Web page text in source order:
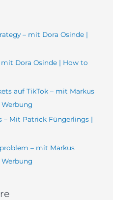
– mit Dora Osinde |
Dora Osinde | How to
auf TikTok – mit Markus
– Mit Patrick Füngerlings |
– mit Markus